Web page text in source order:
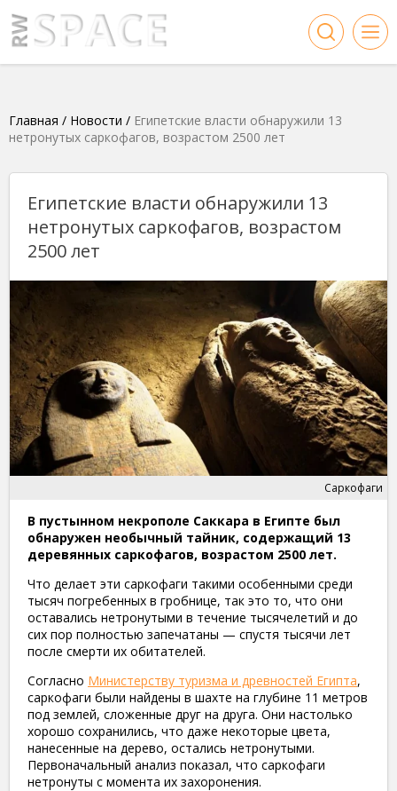
Главная / Новости / Египетские власти обнаружили 13
нетронутых саркофагов, возрастом 2500 лет
Египетские власти обнаружили 13
нетронутых саркофагов, возрастом
2500 лет
Саркофаги
В пустынном некрополе Саккара в Египте был
обнаружен необычный тайник, содержащий 13
деревянных саркофагов, возрастом 2500 лет.
Что делает эти саркофаги такими особенными среди
тысяч погребенных в гробнице, так это то, что они
оставались нетронутыми в течение тысячелетий и до
сих пор полностью запечатаны — спустя тысячи лет
после смерти их обитателей.
Согласно Министерству туризма и древностей Египта,
саркофаги были найдены в шахте на глубине 11 метров
под землей, сложенные друг на друга. Они настолько
хорошо сохранились, что даже некоторые цвета,
нанесенные на дерево, остались нетронутыми.
Первоначальный анализ показал, что саркофаги
нетронуты с момента их захоронения.